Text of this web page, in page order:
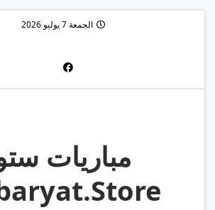
الجمعة 7 يوليو 2026
مباريات